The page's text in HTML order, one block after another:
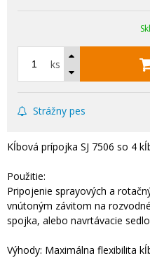
ks
Strážny pes
Kĺbová prípojka SJ 7506 so 4
Použitie:
Pripojenie sprayových a
vnútoným závitom na
spojka, alebo navrtávacie
Výhody: Maximálna flexibilita